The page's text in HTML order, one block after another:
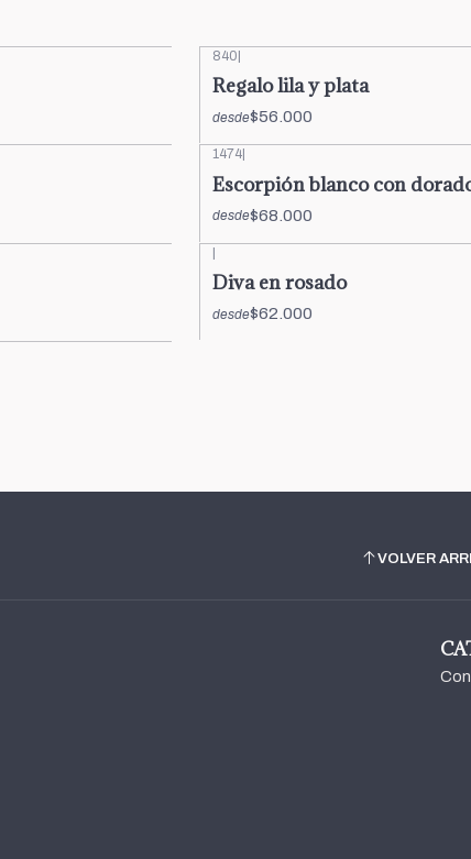
840
Regalo lila y plata
desde$56.000
1474|
Escorpión blanco con
desde$68.000
|
Diva en rosado
desde$62.000
VOLVER